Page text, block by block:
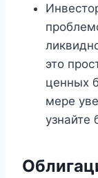
это
ценных
мере
узнайте